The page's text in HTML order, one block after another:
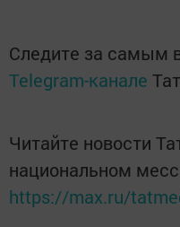
Следите за самым
Telegram-канале
Читайте новости
национальном
https://max.ru/